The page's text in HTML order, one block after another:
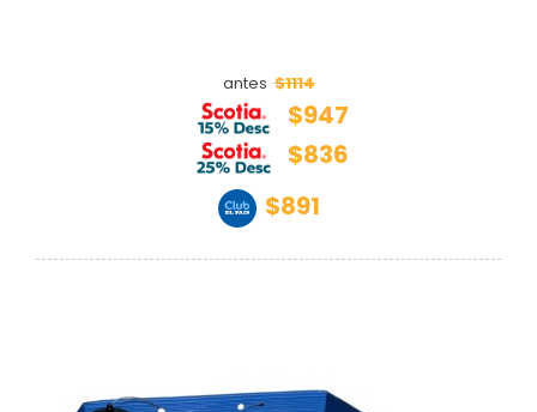
antes $1114
$947
$836
$891